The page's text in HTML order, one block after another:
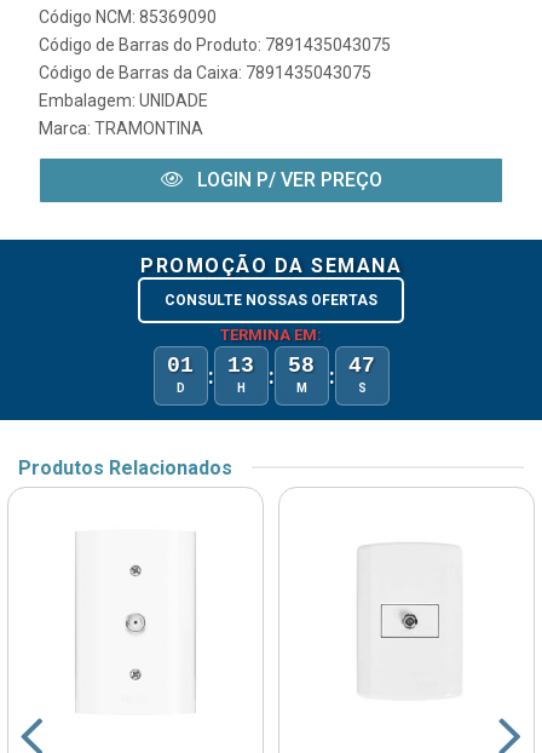
Código NCM: 85369090
Código de Barras do Produto: 7891435043075
Código de Barras da Caixa: 7891435043075
Embalagem: UNIDADE
Marca: TRAMONTINA
LOGIN P/ VER PREÇO
PROMOÇÃO DA SEMANA
CONSULTE NOSSAS OFERTAS
TERMINA EM:
01
D : 13
H : 58
M : 47
S
Produtos Relacionados